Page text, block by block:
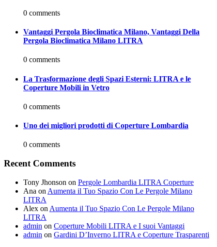
0 comments
Vantaggi Pergola Bioclimatica Milano, Vantaggi Della
Pergola Bioclimatica Milano LITRA
0 comments
La Trasformazione degli Spazi Esterni: LITRA e le
Coperture Mobili in Vetro
0 comments
Uno dei migliori prodotti di Coperture Lombardia
0 comments
Recent Comments
Tony Jhonson on Pergole Lombardia LITRA Coperture
Ana on Aumenta il Tuo Spazio Con Le Pergole Milano
LITRA
Alex on Aumenta il Tuo Spazio Con Le Pergole Milano
LITRA
admin on Coperture Mobili LITRA e I suoi Vantaggi
admin on Gardini D’Inverno LITRA e Coperture Trasparenti